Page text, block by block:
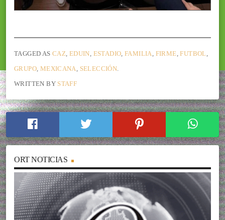
TAGGED AS CAZ EDUIN ESTADIO ,FAMILIA FIRME ,FUTBOL
GRUPO, MEXICANA SELECCIÓN
WRITTEN BY STAFF
ORT NOTICIAS